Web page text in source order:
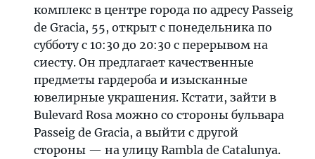
комплекс в центре города по адресу Passeig
de Gracia, 55, открыт с понедельника по
субботу с 10:30 до 20:30 с перерывом на
сиесту. Он предлагает качественные
предметы гардероба и изысканные
ювелирные украшения. Кстати, зайти в
Bulevard Rosa можно со стороны бульвара
Passeig de Gracia, а выйти с другой
стороны — на улицу Rambla de Catalunya.